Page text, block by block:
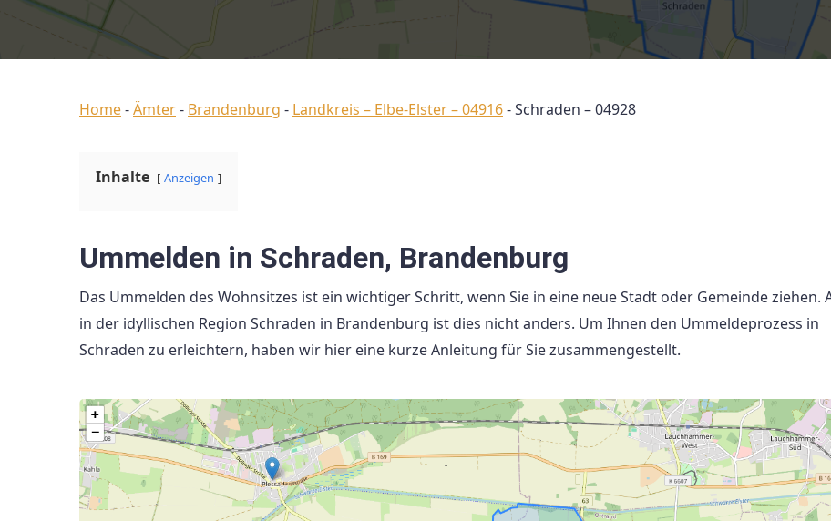
Home-Ämter- Brandenburg - Landkreis – Elbe-Elster – 04916-Schraden – 04928
Inhalte Anzeigen
Ummelden in Schraden, Brandenburg
Das Ummelden des Wohnsitzes ist ein wichtiger Schritt, wenn Sie in eine neue Stadt oder Gemeinde ziehen.
in der idyllischen Region Schraden in Brandenburg ist dies nicht anders. Um Ihnen den Ummeldeprozess in
Schraden zu erleichtern, haben wir hier eine kurze Anleitung für Sie zusammengestellt.